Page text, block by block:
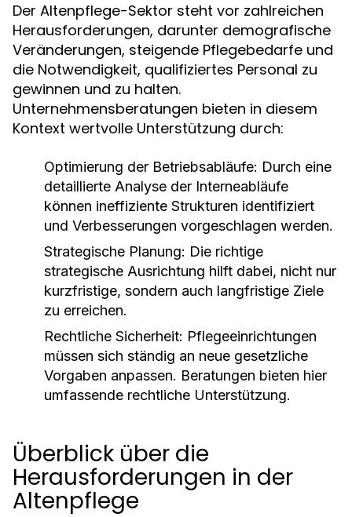
Der Altenpflege-Sektor steht vor zahlreichen
Herausforderungen, darunter demografische
Veränderungen, steigende Pflegebedarfe und
die Notwendigkeit, qualifiziertes Personal zu
gewinnen und zu halten.
Unternehmensberatungen bieten in diesem
Kontext wertvolle Unterstützung durch:
Optimierung der Betriebsabläufe: Durch eine
detaillierte Analyse der Interneabläufe
können ineffiziente Strukturen identifiziert
und Verbesserungen vorgeschlagen werden.
Strategische Planung: Die richtige
strategische Ausrichtung hilft dabei, nicht nur
kurzfristige, sondern auch langfristige Ziele
zu erreichen.
Rechtliche Sicherheit: Pflegeeinrichtungen
müssen sich ständig an neue gesetzliche
Vorgaben anpassen. Beratungen bieten hier
umfassende rechtliche Unterstützung.
Überblick über die
Herausforderungen in der
Altenpflege